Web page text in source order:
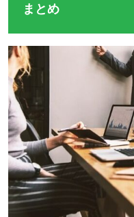
まとめ